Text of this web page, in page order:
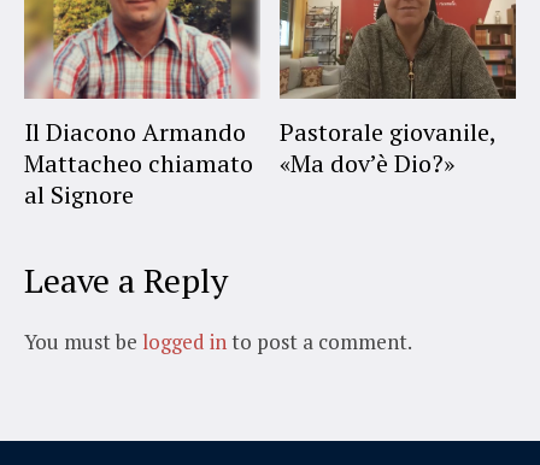
Il Diacono Armando
Mattacheo chiamato
al Signore
Pastorale giovanile,
«Ma dov’è Dio?»
Leave a Reply
You must be logged into post a comment.